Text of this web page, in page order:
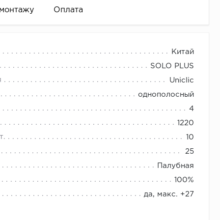
Оплата
Китай
SOLO PLUS
Uniclic
однополосный
4
1220
10
25
Палубная
100%
да, макс. +27
влаге.
выбором.
необходимое количество плинтуса.
поверхности.